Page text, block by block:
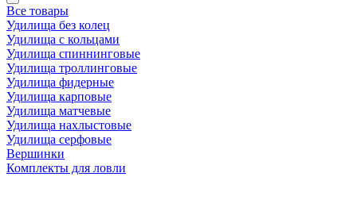
Все товары
Удилища без колец
Удилища с кольцами
Удилища спиннинговые
Удилища троллинговые
Удилища фидерные
Удилища карповые
Удилища матчевые
Удилища нахлыстовые
Удилища серфовые
Вершинки
Комплекты для ловли